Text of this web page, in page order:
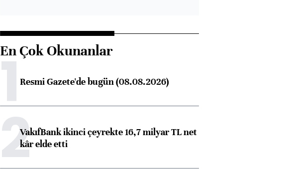
En Çok Okunanlar
1Resmi Gazete'de bugün (08.08.2026)
2VakıfBank ikinci çeyrekte 16,7 milyar TL net
kâr elde etti